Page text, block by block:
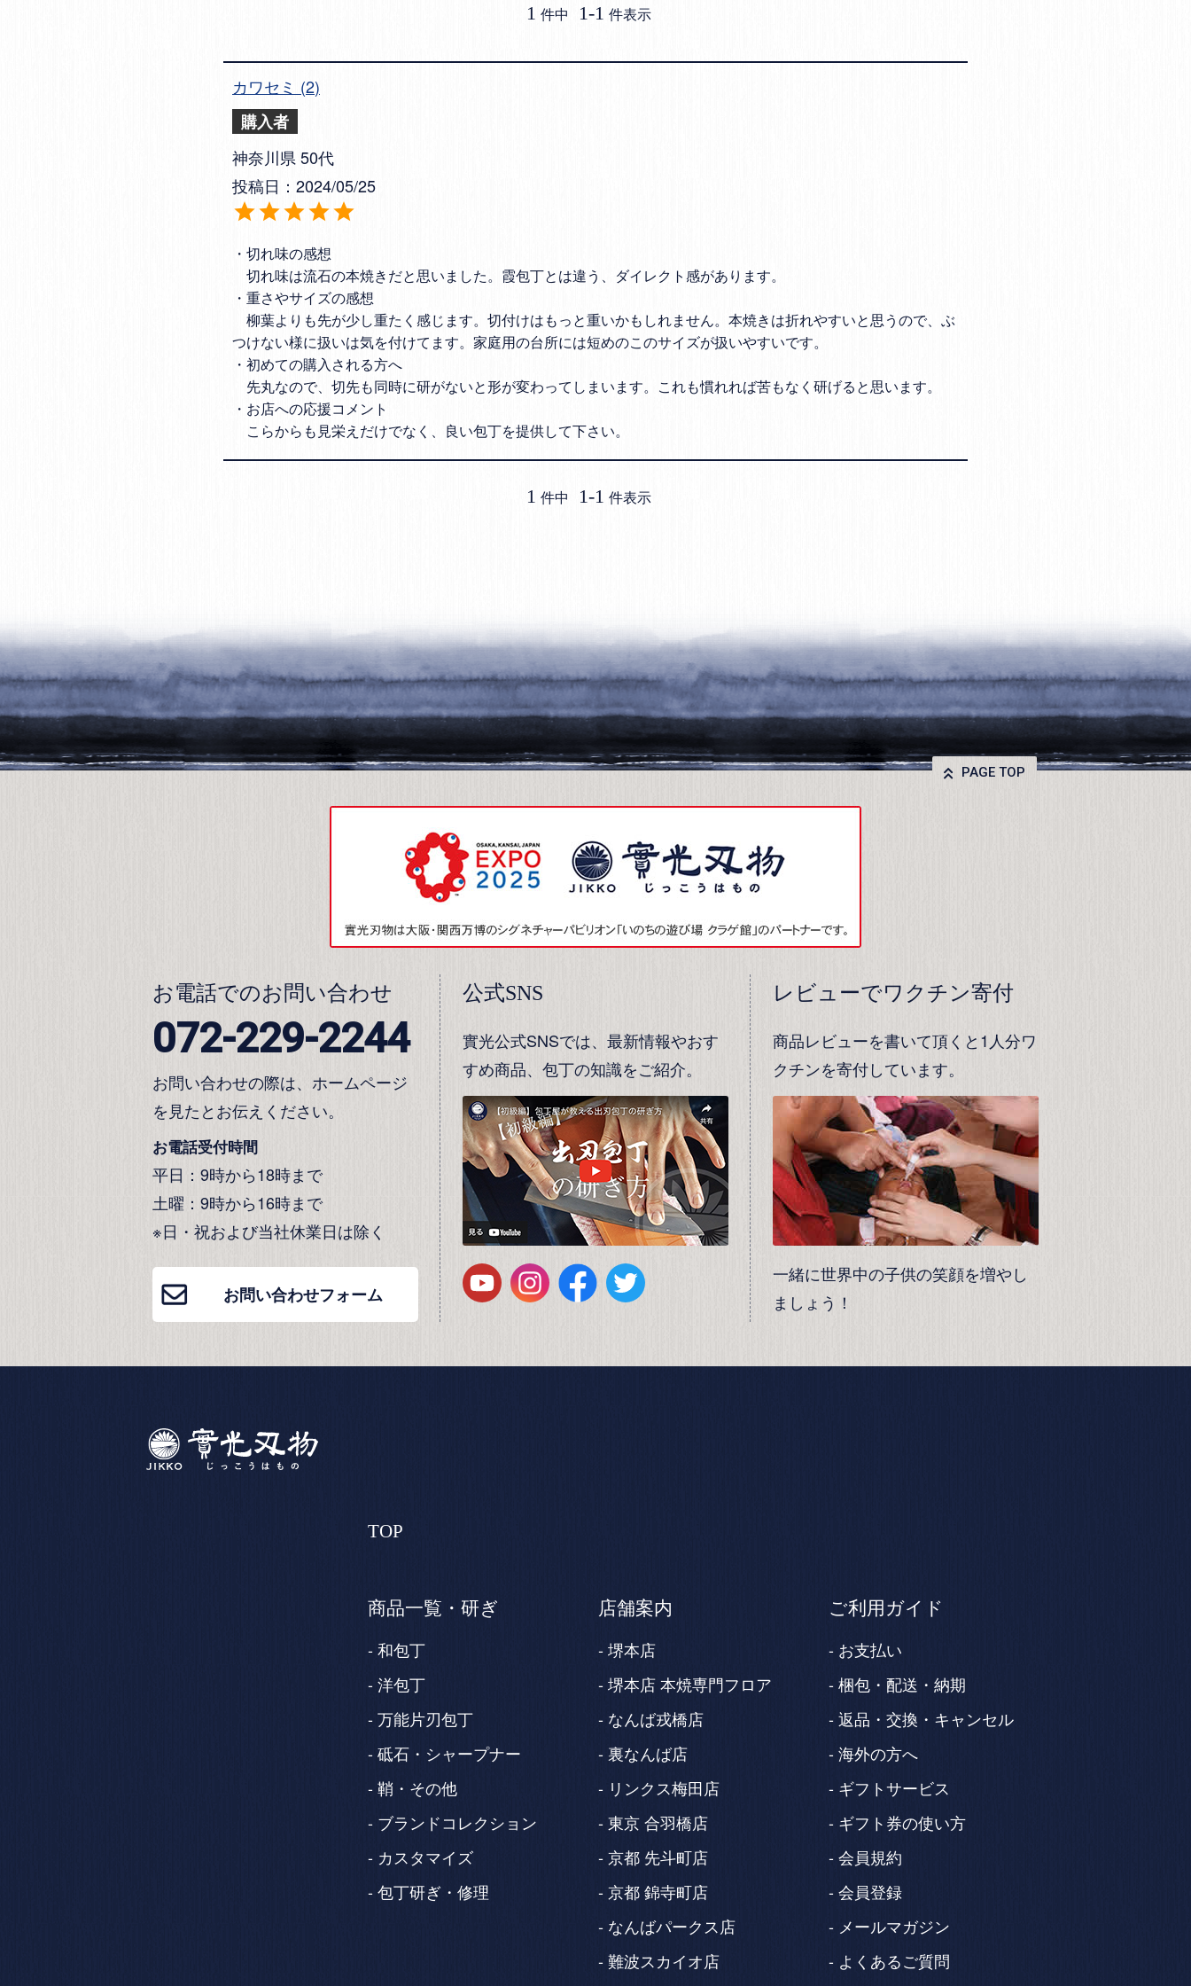
1 件中 1-1 件表示
カワセミ
2
購入者
神奈川県 50代
投稿日
2024/05/25
・切れ味の感想
切れ味は流石の本焼きだと思いました。霞包丁とは違う、ダイレクト感があります。
・重さやサイズの感想
柳葉よりも先が少し重たく感じます。切付けはもっと重いかもしれません。本焼きは折れやすいと思うので、ぶ
つけない様に扱いは気を付けてます。家庭用の台所には短めのこのサイズが扱いやすいです。
・初めての購入される方へ
先丸なので、切先も同時に研がないと形が変わってしまいます。これも慣れれば苦もなく研げると思います。
・お店への応援コメント
こらからも見栄えだけでなく、良い包丁を提供して下さい。
1 件中 1-1 件表示
PAGE TOP
お電話でのお問い合わせ
072-229-2244
お問い合わせの際は、ホームページ
を見たとお伝えください。
お電話受付時間
平日：9時から18時まで
土曜：9時から16時まで
※日・祝および当社休業日は除く
お問い合わせフォーム
公式SNS
實光公式SNSでは、最新情報やおす
すめ商品、包丁の知識をご紹介。
レビューでワクチン寄付
商品レビューを書いて頂くと1人分ワ
クチンを寄付しています。
一緒に世界中の子供の笑顔を増やし
ましょう！
TOP
商品一覧・研ぎ
和包丁
洋包丁
万能片刃包丁
砥石・シャープナー
鞘・その他
ブランドコレクション
カスタマイズ
包丁研ぎ・修理
店舗案内
堺本店
堺本店 本焼専門フロア
なんば戎橋店
裏なんば店
リンクス梅田店
東京 合羽橋店
京都 先斗町店
京都 錦寺町店
なんばパークス店
難波スカイオ店
ご利用ガイド
お支払い
梱包・配送・納期
返品・交換・キャンセル
海外の方へ
ギフトサービス
ギフト券の使い方
会員規約
会員登録
メールマガジン
よくあるご質問